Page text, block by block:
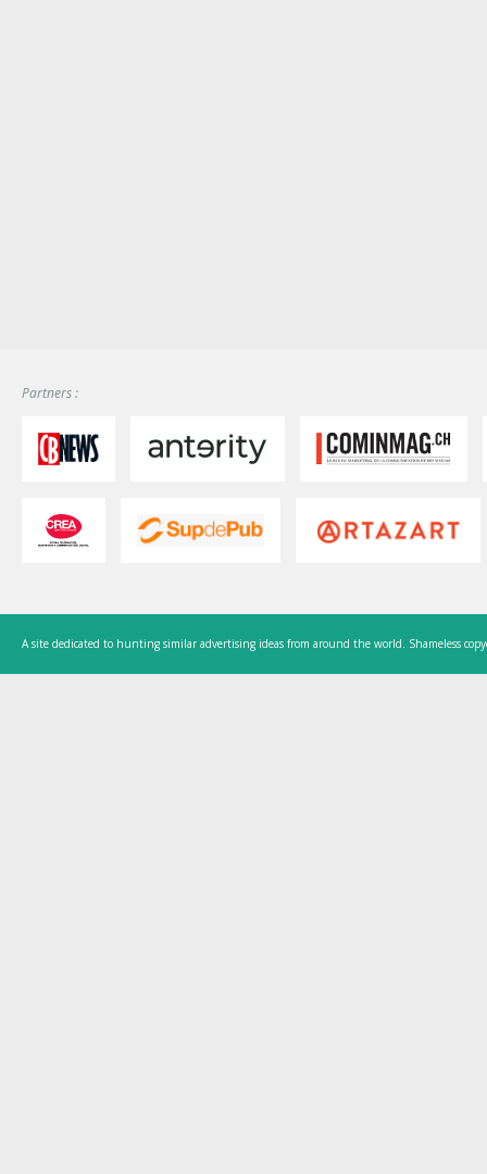
Partners :
A site dedicated to hunting similar advertising ideas from around the world. Shameless